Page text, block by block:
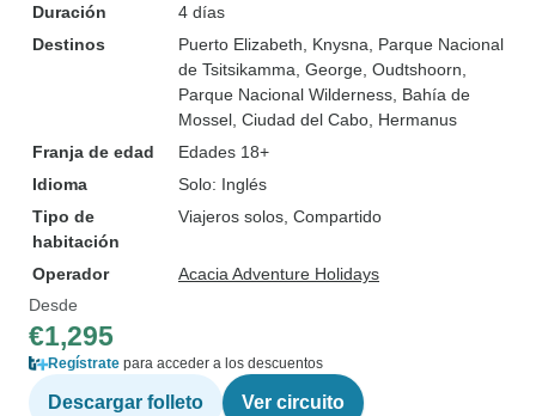
Duración
4 días
Destinos
Puerto Elizabeth , Knysna , Parque Nacional
de Tsitsikamma , George , Oudtshoorn
Parque Nacional Wilderness , Bahía de
Mossel , Ciudad del Cabo , Hermanus
Franja de edad
Edades 18+
Idioma
Solo: Inglés
Tipo de
habitación
Viajeros solos, Compartido
Operador
Acacia Adventure Holidays
Desde
€1,295
Regístrate para acceder a los descuentos
Descargar folleto Ver circuito